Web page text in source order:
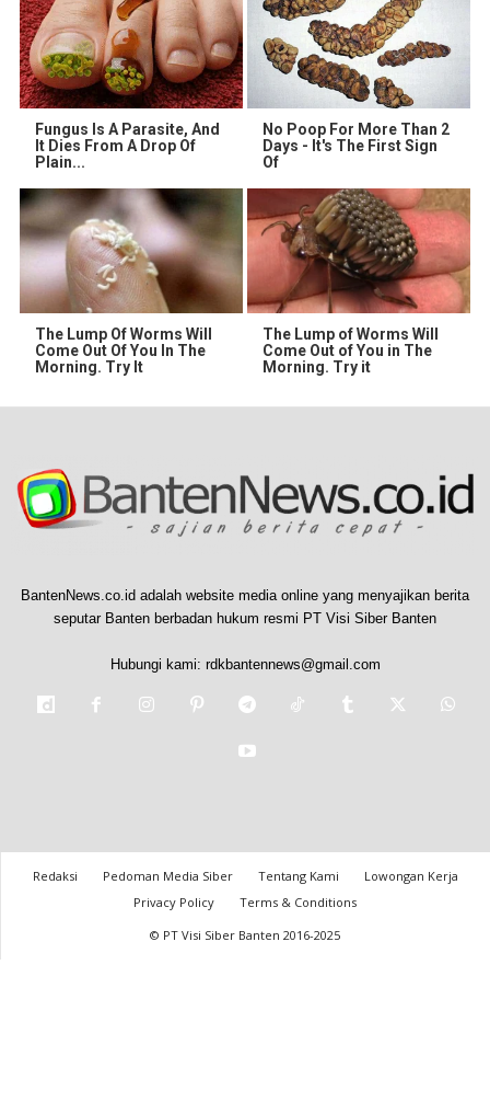
Fungus Is A Parasite, And
It Dies From A Drop Of
Plain...
No Poop For More Than 2
Days - It's The First Sign
Of
The Lump Of Worms Will
Come Out Of You In The
Morning. Try It
The Lump of Worms Will
Come Out of You in The
Morning. Try it
BantenNews.co.id adalah website media online yang menyajikan berita
seputar Banten berbadan hukum resmi PT Visi Siber Banten
Hubungi kami: rdkbantennews@gmail.com
Redaksi Pedoman Media Siber Tentang Kami
Lowongan Kerja
Privacy Policy
Terms & Conditions
© PT Visi Siber Banten 2016-2025